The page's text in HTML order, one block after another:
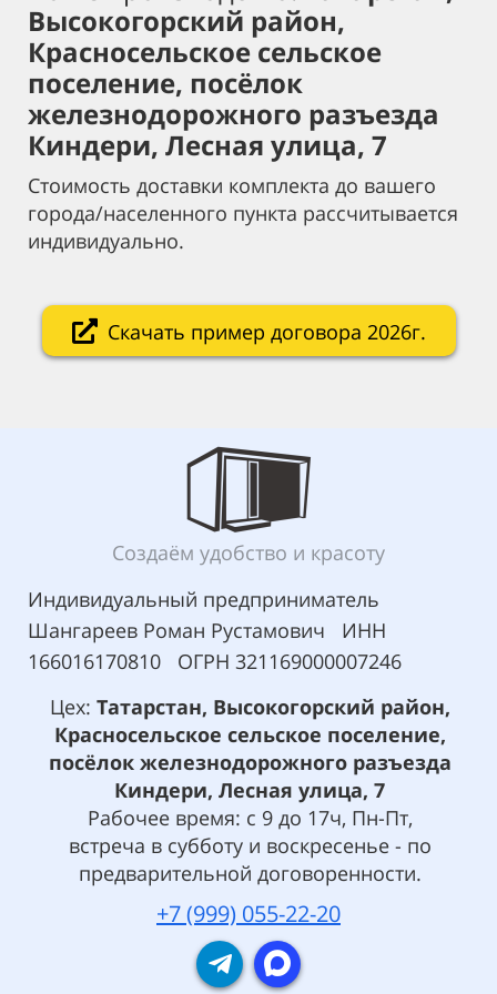
Высокогорский район,
Красносельское сельское
поселение, посёлок
железнодорожного разъезда
Киндери, Лесная улица, 7
Стоимость доставки комплекта до вашего
города/населенного пункта рассчитывается
индивидуально.
Скачать пример договора 2026г.
Создаём удобство и красоту
Индивидуальный предприниматель
Шангареев Роман Рустамович ИНН
166016170810 ОГРН 321169000007246
Цех: Татарстан, Высокогорский район,
Красносельское сельское поселение,
посёлок железнодорожного разъезда
Киндери, Лесная улица, 7
Рабочее время: с 9 до 17ч, Пн-Пт,
встреча в субботу и воскресенье - по
предварительной договоренности.
+7 (999) 055-22-20